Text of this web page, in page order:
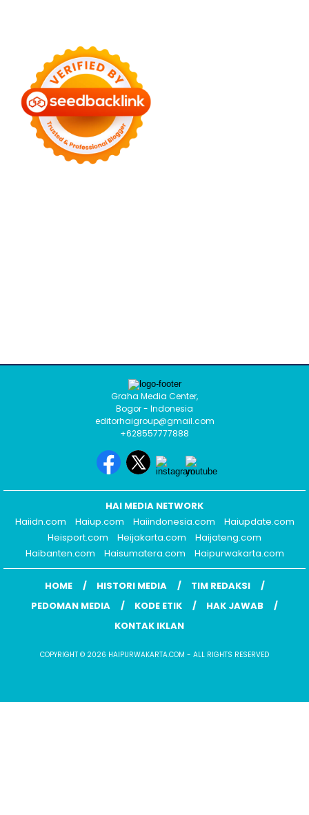
Graha Media Center,
Bogor - Indonesia
editorhaigroup@gmail.com
+628557777888
HAI MEDIA NETWORK
Haiidn.com
Haiup.com Haiindonesia.com
Haiupdate.com
Heisport.com
Heijakarta.com
Haijateng.com
Haibanten.com
Haisumatera.com Haipurwakarta.com
HOME HISTORI MEDIA
TIM REDAKSI
PEDOMAN MEDIA
KODE ETIK
HAK JAWAB
KONTAK IKLAN
COPYRIGHT © 2026 HAIPURWAKARTA.COM - ALL RIGHTS RESERVED